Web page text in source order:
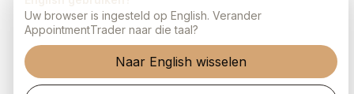
Uw browser is ingesteld op English. Verander
AppointmentTrader naar die taal?
Naar English wisselen